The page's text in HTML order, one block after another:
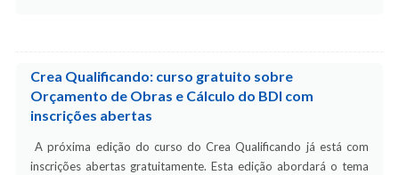
Crea Qualificando: curso gratuito sobre
Orçamento de Obras e Cálculo do BDI com
inscrições abertas
A próxima edição do curso do Crea Qualificando já está com
inscrições abertas gratuitamente. Esta edição abordará o tema